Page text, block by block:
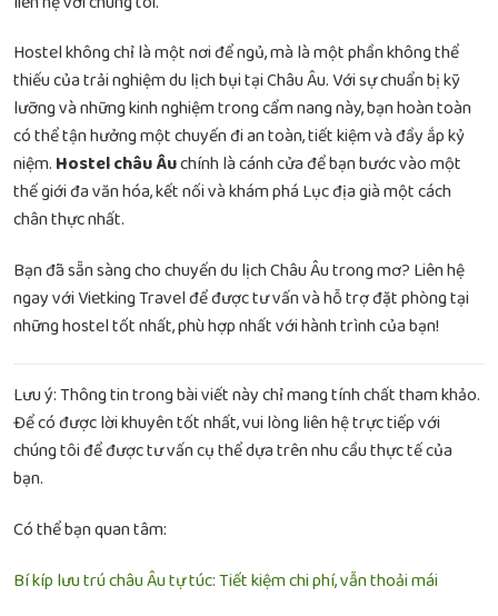
Hostel không chỉ là một nơi để ngủ, mà là một phần không thể
thiếu của trải nghiệm du lịch bụi tại Châu Âu. Với sự chuẩn bị kỹ
lưỡng và những kinh nghiệm trong cẩm nang này, bạn hoàn toàn
có thể tận hưởng một chuyến đi an toàn, tiết kiệm và đầy ắp kỷ
niệm. Hostel châu Âuchính là cánh cửa để bạn bước vào một
thế giới đa văn hóa, kết nối và khám phá Lục địa già một cách
chân thực nhất.
Bạn đã sẵn sàng cho chuyến du lịch Châu Âu trong mơ? Liên hệ
ngay với Vietking Travel để được tư vấn và hỗ trợ đặt phòng tại
những hostel tốt nhất, phù hợp nhất với hành trình của bạn!
Lưu ý: Thông tin trong bài viết này chỉ mang tính chất tham khảo.
Để có được lời khuyên tốt nhất, vui lòng liên hệ trực tiếp với
chúng tôi để được tư vấn cụ thể dựa trên nhu cầu thực tế của
bạn.
Có thể bạn quan tâm:
Bí kíp lưu trú châu Âu tự túc: Tiết kiệm chi phí, vẫn thoải mái